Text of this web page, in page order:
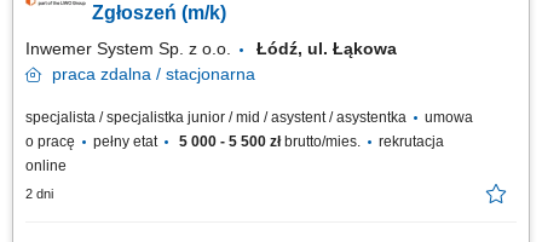
rozwiązywaniu bieżących problemów; diagnozowanie podstawowych
Zgłoszeń (m/k)
Inwemer System Sp. z o.o.
Łódź, ul. Łąkowa
praca zdalna / stacjonarna
specjalista / specjalistka junior / mid / asystent / asystentka
umowa
o pracę
pełny etat 5 000 - 5 500 złbrutto/mies.
rekrutacja
online
2 dni